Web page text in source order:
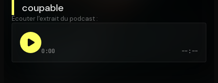
Ouvre l'app Appareil photo, pointe sur le code. C'est gratuit à
coupable
Écouter l'extrait du podcast :
0:00 --:--